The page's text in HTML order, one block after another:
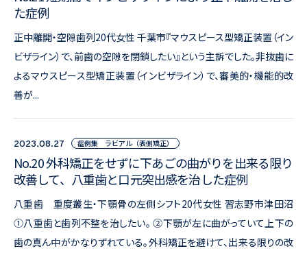
た症例
正中離開・空隙歯列20代女性 千葉市『マウスピース型矯正装置（イン
ビザライン）で、前歯の空隙を閉鎖したい』という主訴でした。非抜歯に
よるマウスピース型矯正装置（インビザライン）で、審美的・機能的改
善が...
2023.08.27 症例集 ラビアル（表側矯正）
No.20 外科矯正をせずに下あごの曲がりを出来る限り
改善して、八重歯と口元突出感を治した症例
八重歯 重度叢生・下顎骨の左側シフト20代女性 習志野市津田沼
①八重歯と歯列不整を治したい。 ②下顎が左に曲がっていて上下の
歯の真ん中がかなりずれている。外科矯正を避けて、出来る限りの改